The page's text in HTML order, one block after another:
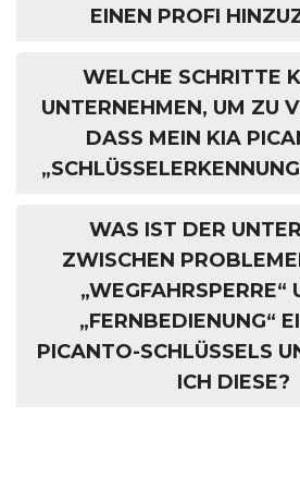
EINEN PROFI
WELCHE SCHRITTE
UNTERNEHMEN, UM ZU
DASS MEIN KIA
WAS IST DER
ZWISCHEN
„WEGFAHRSPERRE“
„FERNBEDIENUNG“
PICANTO-SCHLÜSSELS
ICH DIESE?